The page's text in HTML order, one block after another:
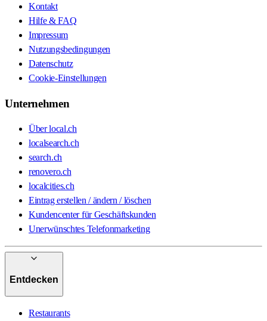
Kontakt
Hilfe & FAQ
Impressum
Nutzungsbedingungen
Datenschutz
Cookie-Einstellungen
Unternehmen
Über local.ch
localsearch.ch
search.ch
renovero.ch
localcities.ch
Eintrag erstellen / ändern / löschen
Kundencenter für Geschäftskunden
Unerwünschtes Telefonmarketing
Entdecken
Restaurants